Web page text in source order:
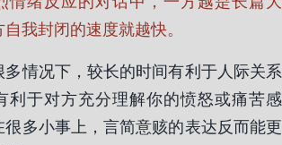
我封闭的速度就越快。
多情况下，较长的时间有利于人际关系
利于对方充分理解你的愤怒或痛苦感
很多小事上，言简意赅的表达反而能更